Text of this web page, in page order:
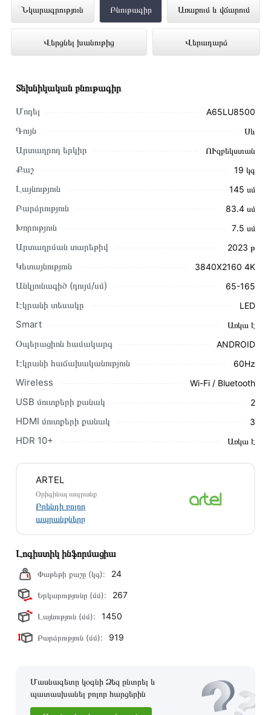
Նկարագրություն Բնութագիր Առաքում և վճարում
Վերցնել խանութից Վերադարձ
Հեռուստացույց ARTEL A65LU8500
ներկայացված է Technomix առցանց
խանութում լավագույն գնով 305 000 դրամ
Այս ապրանքը գնելու համար սեղմեք
«Ավելացնել
զամբյուղին»
Կարող եք նաև պատվիրել՝ զանգահարելով կայքում նշված
կոնտակտային համարներին։
Կայքում տվյալ ապրանքի՝ Հեռուստացույց ARTEL
A65LU8500 առաքման և վճարման պայմանները վավեր են
Մեր պրոֆեսիոնալ մենեջերները կմշակեն պատվերը և
պայմանները։ Նախքան առցանց պատվեր տեղադրելը,
խորհուրդ ենք տալիս կարդալ նկարագրությունը,
կատարվում է 14 օրվա ընթացքում:
Տեխնիկական բնութագիր
Մոդել A65LU8500
Գույն Սև
Արտադրող երկիր ՈՒզբեկստան
Քաշ 19 կգ
Լայնություն 145 սմ
Բարձրություն 83․4 սմ
Խորություն 7․5 սմ
Արտադրման տարեթիվ 2023 թ
Կետայնություն 3840X2160 4K
Անկյունագիծ (դույմ/սմ) 65-165
Էկրանի տեսակը LED
Smart Առկա է
Օպերացիոն համակարգ ANDROID
Էկրանի հաճախականություն 60Hz
Wireless Wi-Fi / Bluetooth
USB մուտքերի քանակ 2
HDMI մուտքերի քանակ 3
HDR 10+ Առկա է
ARTEL
Օրիգինալ ապրանք
Բրենդի բոլոր
ապրանքները
Լոգիստիկ ինֆորմացիա
Փաթեթի քաշը (կգ): 24
Երկարությունը (մմ): 267
Լայնություն (մմ): 1450
Բարձրություն (մմ): 919
Մասնագետը կօգնի Ձեզ ընտրել և
պատասխանել բոլոր հարցերին